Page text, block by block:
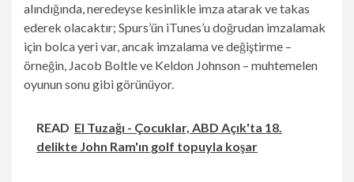
alındığında, neredeyse kesinlikle imza atarak ve takas
ederek olacaktır; Spurs’ün iTunes’u doğrudan imzalamak
için bolca yeri var, ancak imzalama ve değiştirme –
örneğin, Jacob Boltle ve Keldon Johnson – muhtemelen
oyunun sonu gibi görünüyor.
READ El Tuzağı - Çocuklar, ABD Açık'ta 18.
delikte John Ram'ın golf topuyla koşar